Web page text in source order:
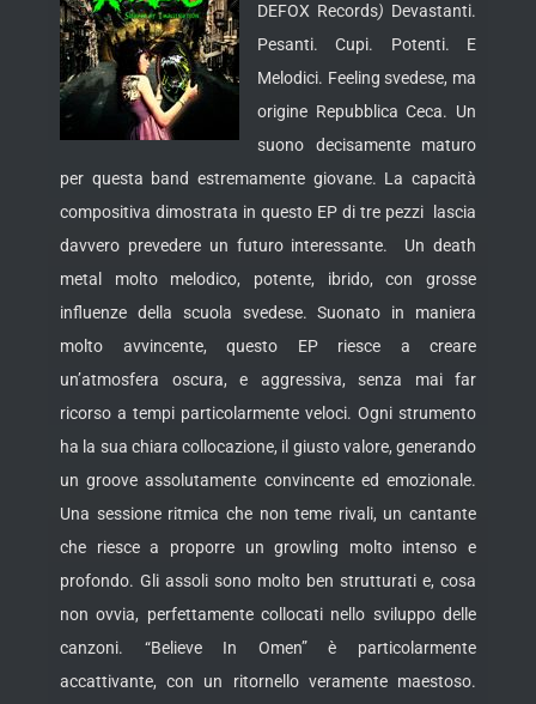
DEFOX Records) Devastanti.
Pesanti. Cupi. Potenti. E
Melodici. Feeling svedese, ma
origine Repubblica Ceca. Un
suono decisamente maturo
per questa band estremamente giovane. La capacità
compositiva dimostrata in questo EP di tre pezzi lascia
davvero prevedere un futuro interessante. Un death
metal molto melodico, potente, ibrido, con grosse
influenze della scuola svedese. Suonato in maniera
molto avvincente, questo EP riesce a creare
un’atmosfera oscura, e aggressiva, senza mai far
ricorso a tempi particolarmente veloci. Ogni strumento
ha la sua chiara collocazione, il giusto valore, generando
un groove assolutamente convincente ed emozionale.
Una sessione ritmica che non teme rivali, un cantante
che riesce a proporre un growling molto intenso e
profondo. Gli assoli sono molto ben strutturati e, cosa
non ovvia, perfettamente collocati nello sviluppo delle
canzoni. “Believe In Omen” è particolarmente
accattivante, con un ritornello veramente maestoso.